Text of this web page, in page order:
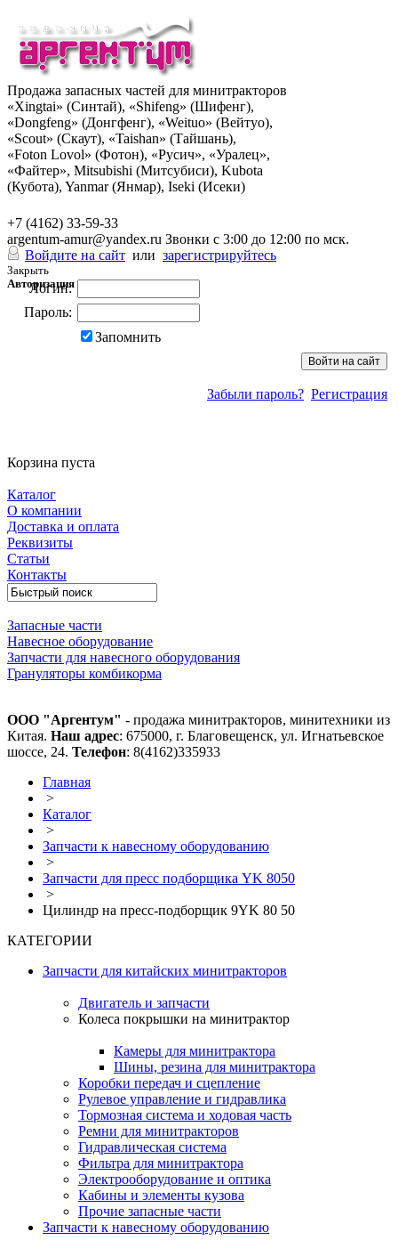
Продажа запасных частей для минитракторов
«Xingtai» (Синтай), «Shifeng» (Шифенг),
«Dongfeng» (Донгфенг), «Weituo» (Вейтуо),
«Scout» (Скаут), «Taishan» (Тайшань),
«Foton Lovol» (Фотон), «Русич», «Уралец»,
«Файтер», Mitsubishi (Митсубиси), Kubota
(Кубота), Yanmar (Янмар), Iseki (Исеки)
+7 (4162) 33-59-33
argentum-amur@yandex.ru Звонки с 3:00 до 12:00 по мск.
Войдите на сайт или зарегистрируйтесь
Закрыть
Авторизация
Логин:
Пароль:
Запомнить
Забыли пароль? Регистрация
Корзина пуста
Каталог
О компании
Доставка и оплата
Реквизиты
Статьи
Контакты
Запасные части
Навесное оборудование
Запчасти для навесного оборудования
Грануляторы комбикорма
ООО "Аргентум" - продажа минитракторов, минитехники из
Китая. Наш адрес: 675000, г. Благовещенск, ул. Игнатьевское
шоссе, 24. Телефон: 8(4162)335933
Главная
>
Каталог
>
Запчасти к навесному оборудованию
>
Запчасти для пресс подборщика YK 8050
>
Цилиндр на пресс-подборщик 9YK 80 50
КАТЕГОРИИ
Запчасти для китайских минитракторов
Двигатель и запчасти
Колеса покрышки на минитрактор
Камеры для минитрактора
Шины, резина для минитрактора
Коробки передач и сцепление
Рулевое управление и гидравлика
Тормозная система и ходовая часть
Ремни для минитракторов
Гидравлическая система
Фильтра для минитрактора
Электрооборудование и оптика
Кабины и элементы кузова
Прочие запасные части
Запчасти к навесному оборудованию